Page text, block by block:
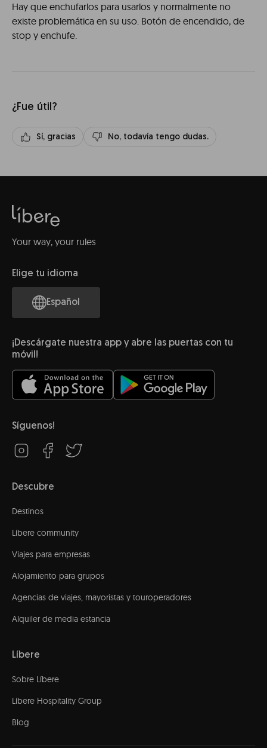
Hay que enchufarlos para usarlos y normalmente no
existe problemática en su uso. Botón de encendido, de
stop y enchufe.
¿Fue útil?
Sí, gracias No, todavía tengo dudas.
Your way, your rules
Elige tu idioma
Español
¡Descárgate nuestra app y abre las puertas con tu
móvil!
Síguenos!
Descubre
Destinos
Líbere community
Viajes para empresas
Alojamiento para grupos
Agencias de viajes, mayoristas y touroperadores
Alquiler de media estancia
Líbere
Sobre Líbere
Líbere Hospitality Group
Blog